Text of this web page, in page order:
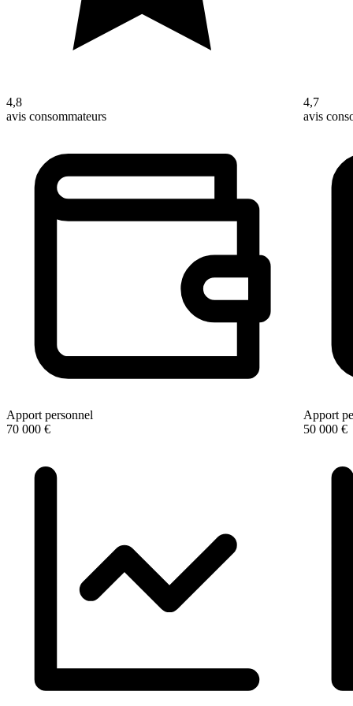
4,8
avis consommateurs
Apport personnel
70 000 €
4,7
avis
Apport
50 000 €